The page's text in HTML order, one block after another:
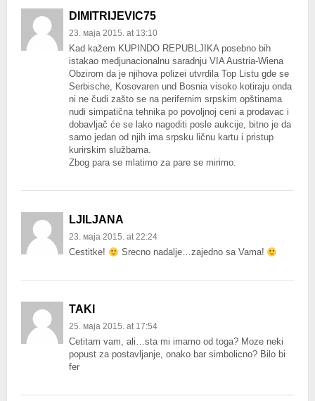
DIMITRIJEVIC75
23. маја 2015. at 13:10
Kad kažem KUPINDO REPUBLJIKA posebno bih
istakao medjunacionalnu saradnju VIA Austria-Wiena
Obzirom da je njihova polizei utvrdila Top Listu gde se
Serbische, Kosovaren und Bosnia visoko kotiraju onda
ni ne čudi zašto se na perifernim srpskim opštinama
nudi simpatična tehnika po povoljnoj ceni a prodavac i
dobavljač će se lako nagoditi posle aukcije, bitno je da
samo jedan od njih ima srpsku ličnu kartu i pristup
kurirskim službama.
Zbog para se mlatimo za pare se mirimo.
LJILJANA
23. маја 2015. at 22:24
Cestitke! Srecno nadalje…zajedno sa Vama!
TAKI
25. маја 2015. at 17:54
Cetitam vam, ali…sta mi imamo od toga? Moze neki
popust za postavljanje, onako bar simbolicno? Bilo bi
fer